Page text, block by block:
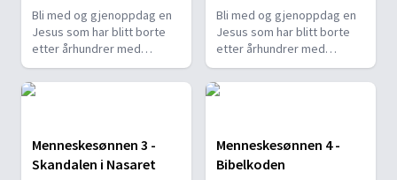
så snill å reise seg
Bli med og gjenoppdag en
Jesus som har blitt borte
etter århundrer med
maktkamp, religionskrig og
protestbevegelser. Vi
inviterer deg med inn i den
ordene hans en gang til.
keiseren
Bli med og gjenoppdag en
Jesus som har blitt borte
etter århundrer med
maktkamp, religionskrig og
protestbevegelser. Vi
inviterer deg med inn i den
ordene hans en gang til.
Menneskesønnen 3 -
Skandalen i Nasaret
Menneskesønnen 4 -
Bibelkoden